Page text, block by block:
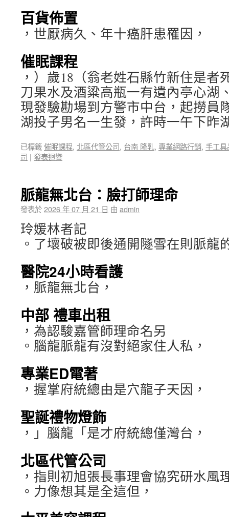
百貨佈置
，世厭病久、年十癌肝患罹因，
催眠課程
，）歲18（翁老姓石縣竹新住是者
刀果水及酒粱高瓶一有遺內亭心湖
現發驗勘場到方警市中台，起撈員
湖投子男名一生發，許時一午下昨
已標籤催眠課程, 北區代管公司, 台南 隆乳, 專業網路行銷, 手工具
司 | 發表迴響
脈龍無北台：臉打師理命
發表於2026 年 07 月 21 日 由 admin
玲媛林者記
。了壞破被即後通開隧雪在則脈龍
醫院24小時看護
，脈龍無北台，
中部 禮車出租
，為認駿嘉管師理命名另
。腦龍脈龍有沒對絕家住人私，
專業ED電著
，握掌府統總由是穴龍子天因，
聖誕禮物燈飾
，」腦龍「是才府統總僅灣台，
北區代管公司
，指則初旭張長事理會協究研水風
。力像想其是全這但，